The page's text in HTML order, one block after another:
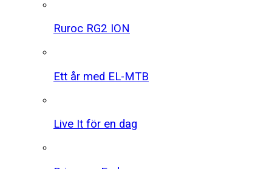
Ruroc RG2 ION
Ett år med EL-MTB
Live It för en dag